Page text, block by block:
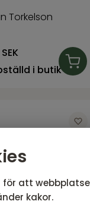
för att
kakor.
Torkelson
i butik